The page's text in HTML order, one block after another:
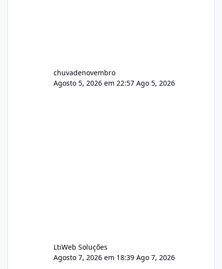
chuvadenovembro
Agosto 5, 2026 em 22:57 Ago 5, 2026
LtiWeb Soluções
Agosto 7, 2026 em 18:39 Ago 7, 2026